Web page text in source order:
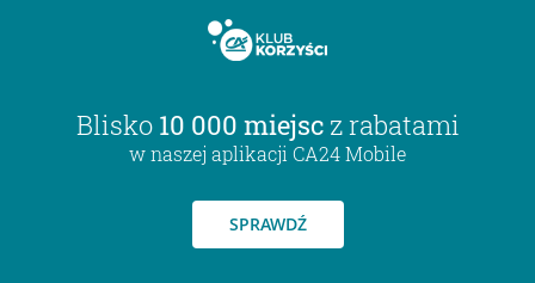
Blisko 10 000 miejsc z rabatami
w naszej aplikacji CA24 Mobile
SPRAWDŹ